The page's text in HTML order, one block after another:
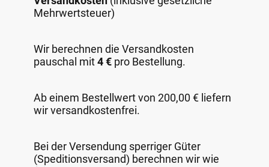
Mehrwertsteuer)
Wir berechnen die Versandkosten
pauschal mit4 € pro Bestellung.
Ab einem Bestellwert von 200,00 € liefern
wir versandkostenfrei.
Bei der Versendung sperriger Güter
(Speditionsversand) berechnen wir wie